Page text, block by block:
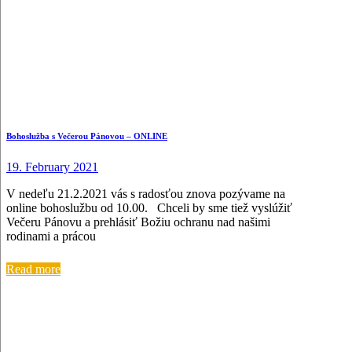
Bohoslužba s Večerou Pánovou – ONLINE
19. February 2021
V nedeľu 21.2.2021 vás s radosťou znova pozývame na
online bohoslužbu od 10.00. Chceli by sme tiež vyslúžiť
Večeru Pánovu a prehlásiť Božiu ochranu nad našimi
rodinami a prácou
Read more